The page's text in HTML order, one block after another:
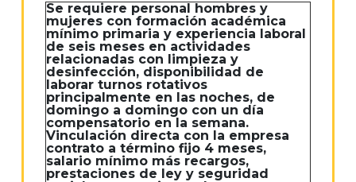
Se requiere personal hombres y
mujeres con formación académica
mínimo primaria y experiencia laboral
de seis meses en actividades
relacionadas con limpieza y
desinfección, disponibilidad de
laborar turnos rotativos
principalmente en las noches, de
domingo a domingo con un día
compensatorio en la semana.
Vinculación directa con la empresa
contrato a término fijo 4 meses,
salario mínimo más recargos,
prestaciones de ley y seguridad